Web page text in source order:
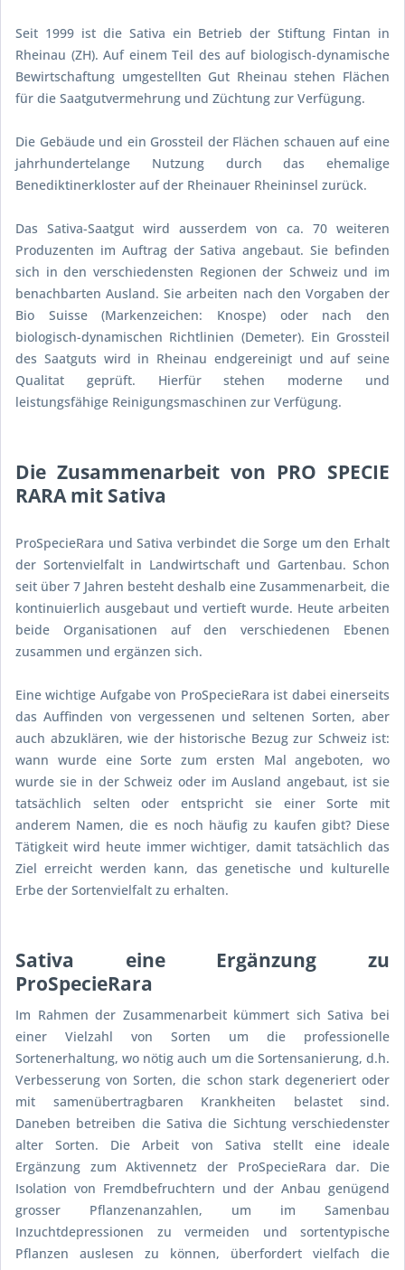
Seit 1999 ist die Sativa ein Betrieb der Stiftung Fintan in
Rheinau (ZH). Auf einem Teil des auf biologisch-dynamische
Bewirtschaftung umgestellten Gut Rheinau stehen Flächen
für die Saatgutvermehrung und Züchtung zur Verfügung.
Die Gebäude und ein Grossteil der Flächen schauen auf eine
jahrhundertelange Nutzung durch das ehemalige
Benediktinerkloster auf der Rheinauer Rheininsel zurück.
Das Sativa-Saatgut wird ausserdem von ca. 70 weiteren
Produzenten im Auftrag der Sativa angebaut. Sie befinden
sich in den verschiedensten Regionen der Schweiz und im
benachbarten Ausland. Sie arbeiten nach den Vorgaben der
Bio Suisse (Markenzeichen: Knospe) oder nach den
biologisch-dynamischen Richtlinien (Demeter). Ein Grossteil
des Saatguts wird in Rheinau endgereinigt und auf seine
Qualitat geprüft. Hierfür stehen moderne und
leistungsfähige Reinigungsmaschinen zur Verfügung.
Die Zusammenarbeit von PRO SPECIE
RARA mit Sativa
ProSpecieRara und Sativa verbindet die Sorge um den Erhalt
der Sortenvielfalt in Landwirtschaft und Gartenbau. Schon
seit über 7 Jahren besteht deshalb eine Zusammenarbeit, die
kontinuierlich ausgebaut und vertieft wurde. Heute arbeiten
beide Organisationen auf den verschiedenen Ebenen
zusammen und ergänzen sich.
Eine wichtige Aufgabe von ProSpecieRara ist dabei einerseits
das Auffinden von vergessenen und seltenen Sorten, aber
auch abzuklären, wie der historische Bezug zur Schweiz ist:
wann wurde eine Sorte zum ersten Mal angeboten, wo
wurde sie in der Schweiz oder im Ausland angebaut, ist sie
tatsächlich selten oder entspricht sie einer Sorte mit
anderem Namen, die es noch häufig zu kaufen gibt? Diese
Tätigkeit wird heute immer wichtiger, damit tatsächlich das
Ziel erreicht werden kann, das genetische und kulturelle
Erbe der Sortenvielfalt zu erhalten.
Sativa eine Ergänzung zu
ProSpecieRara
Im Rahmen der Zusammenarbeit kümmert sich Sativa bei
einer Vielzahl von Sorten um die professionelle
Sortenerhaltung, wo nötig auch um die Sortensanierung, d.h.
Verbesserung von Sorten, die schon stark degeneriert oder
mit samenübertragbaren Krankheiten belastet sind.
Daneben betreiben die Sativa die Sichtung verschiedenster
alter Sorten. Die Arbeit von Sativa stellt eine ideale
Ergänzung zum Aktivennetz der ProSpecieRara dar. Die
Isolation von Fremdbefruchtern und der Anbau genügend
grosser Pflanzenanzahlen, um im Samenbau
Inzuchtdepressionen zu vermeiden und sortentypische
Pflanzen auslesen zu können, überfordert vielfach die